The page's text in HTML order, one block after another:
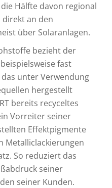
Hälfte davon regional
an den
über Solaranlagen.
bezieht der
fast
unter Verwendung
hergestellt
bereits recyceltes
Vorreiter seiner
Effektpigmente
Metalliclackierungen
So reduziert das
seiner
seiner Kunden.